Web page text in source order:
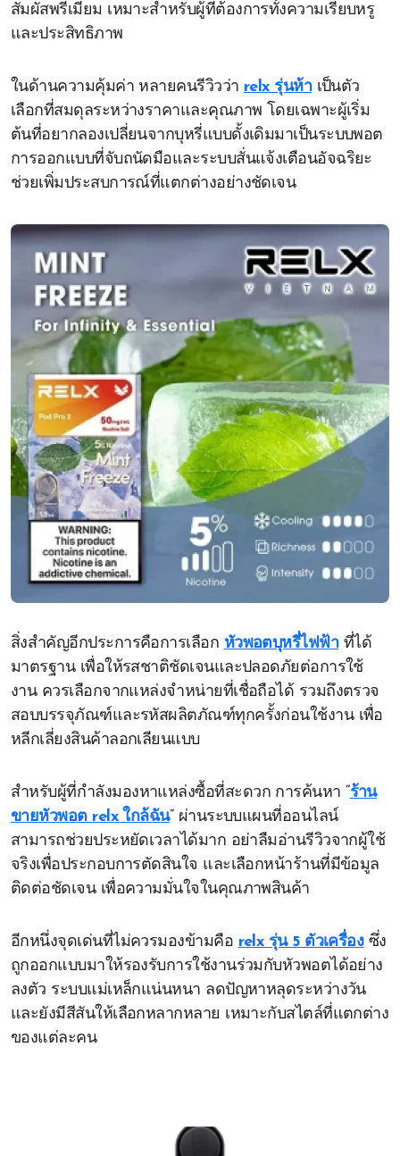
สัมผัสพรีเมียม เหมาะสำหรับผู้ที่ต้องการทั้งความเรียบหรู
และประสิทธิภาพ
ในด้านความคุ้มค่า หลายคนรีวิวว่า relx รุ่นห้าเป็นตัว
เลือกที่สมดุลระหว่างราคาและคุณภาพ โดยเฉพาะผู้เริ่ม
ต้นที่อยากลองเปลี่ยนจากบุหรี่แบบดั้งเดิมมาเป็นระบบพอต
การออกแบบที่จับถนัดมือและระบบสั่นแจ้งเตือนอัจฉริยะ
ช่วยเพิ่มประสบการณ์ที่แตกต่างอย่างชัดเจน
สิ่งสำคัญอีกประการคือการเลือก หัวพอตบุหรี่ไฟฟ้าที่ได้
มาตรฐาน เพื่อให้รสชาติชัดเจนและปลอดภัยต่อการใช้
งาน ควรเลือกจากแหล่งจำหน่ายที่เชื่อถือได้ รวมถึงตรวจ
สอบบรรจุภัณฑ์และรหัสผลิตภัณฑ์ทุกครั้งก่อนใช้งาน เพื่อ
หลีกเลี่ยงสินค้าลอกเลียนแบบ
สำหรับผู้ที่กำลังมองหาแหล่งซื้อที่สะดวก การค้นหา “ร้าน
ขายหัวพอต relx ใกล้ฉัน” ผ่านระบบแผนที่ออนไลน์
สามารถช่วยประหยัดเวลาได้มาก อย่าลืมอ่านรีวิวจากผู้ใช้
จริงเพื่อประกอบการตัดสินใจ และเลือกหน้าร้านที่มีข้อมูล
ติดต่อชัดเจน เพื่อความมั่นใจในคุณภาพสินค้า
อีกหนึ่งจุดเด่นที่ไม่ควรมองข้ามคือ relx รุ่น 5 ตัวเครื่องซึ่ง
ถูกออกแบบมาให้รองรับการใช้งานร่วมกับหัวพอตได้อย่าง
ลงตัว ระบบแม่เหล็กแน่นหนา ลดปัญหาหลุดระหว่างวัน
และยังมีสีสันให้เลือกหลากหลาย เหมาะกับสไตล์ที่แตกต่าง
ของแต่ละคน